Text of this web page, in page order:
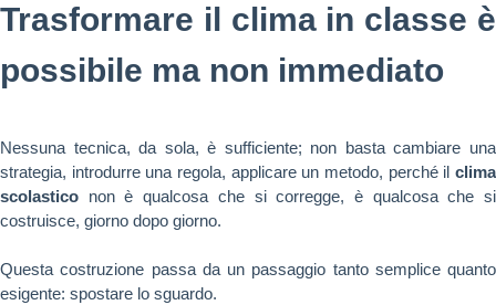
Trasformare il clima in classe è
possibile ma non immediato
Nessuna tecnica, da sola, è sufficiente; non basta cambiare una
strategia, introdurre una regola, applicare un metodo, perché il clima
scolastico non è qualcosa che si corregge, è qualcosa che si
costruisce, giorno dopo giorno.
Questa costruzione passa da un passaggio tanto semplice quanto
esigente: spostare lo sguardo.